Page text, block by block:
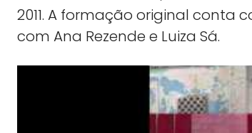
2011. A formação original conta
com Ana Rezende e Luiza Sá.